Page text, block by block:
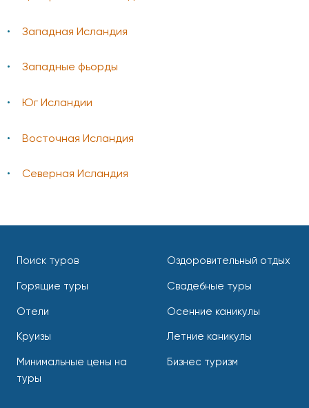
Западная Исландия
Западные фьорды
Юг Исландии
Восточная Исландия
Северная Исландия
Поиск туров
Горящие туры
Отели
Круизы
Минимальные цены на
туры
Оздоровительный отдых
Свадебные туры
Осенние каникулы
Летние каникулы
Бизнес туризм